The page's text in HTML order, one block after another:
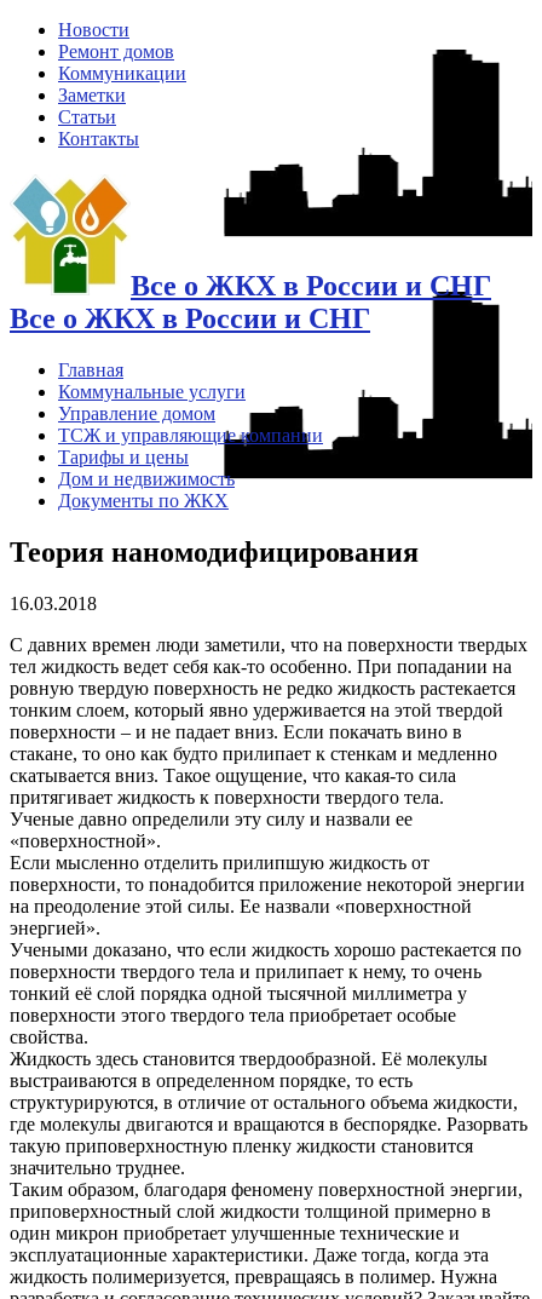
Новости
Ремонт домов
Коммуникации
Заметки
Статьи
Контакты
Все о ЖКХ в России и СНГ
Все о ЖКХ в России и СНГ
Главная
Коммунальные услуги
Управление домом
ТСЖ и управляющие компании
Тарифы и цены
Дом и недвижимость
Документы по ЖКХ
Теория наномодифицирования
16.03.2018
С давних времен люди заметили, что на поверхности твердых
тел жидкость ведет себя как-то особенно. При попадании на
ровную твердую поверхность не редко жидкость растекается
тонким слоем, который явно удерживается на этой твердой
поверхности – и не падает вниз. Если покачать вино в
стакане, то оно как будто прилипает к стенкам и медленно
скатывается вниз. Такое ощущение, что какая-то сила
притягивает жидкость к поверхности твердого тела.
Ученые давно определили эту силу и назвали ее
«поверхностной».
Если мысленно отделить прилипшую жидкость от
поверхности, то понадобится приложение некоторой энергии
на преодоление этой силы. Ее назвали «поверхностной
энергией».
Учеными доказано, что если жидкость хорошо растекается по
поверхности твердого тела и прилипает к нему, то очень
тонкий её слой порядка одной тысячной миллиметра у
поверхности этого твердого тела приобретает особые
свойства.
Жидкость здесь становится твердообразной. Её молекулы
выстраиваются в определенном порядке, то есть
структурируются, в отличие от остального объема жидкости,
где молекулы двигаются и вращаются в беспорядке. Разорвать
такую приповерхностную пленку жидкости становится
значительно труднее.
Таким образом, благодаря феномену поверхностной энергии,
приповерхностный слой жидкости толщиной примерно в
один микрон приобретает улучшенные технические и
эксплуатационные характеристики. Даже тогда, когда эта
жидкость полимеризуется, превращаясь в полимер. Нужна